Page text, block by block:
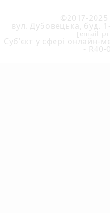
©2017-
вул. Дубовецька, буд.
[email
Cуб'єкт у сфері онлайн-
- R40-